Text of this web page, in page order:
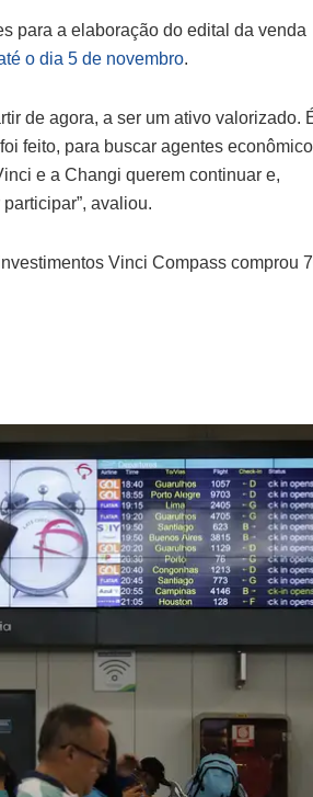
para a elaboração do edital da venda
o dia 5 de novembro.
de agora, a ser um ativo valorizado.
feito, para buscar agentes
e a Changi querem continuar e,
avaliou.
Vinci Compass comprou